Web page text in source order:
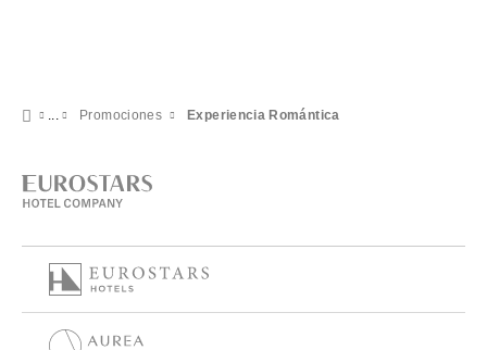
Promociones Experiencia Romántica